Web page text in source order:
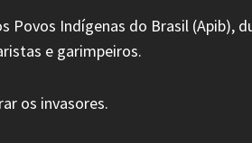
Povos Indígenas do Brasil
e garimpeiros.
os invasores.